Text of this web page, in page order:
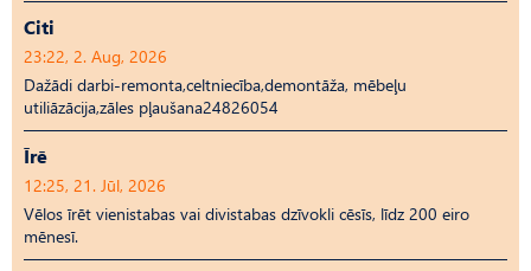
Citi
23:22, 2. Aug, 2026
Dažādi darbi-remonta,celtniecība,demontāža, mēbeļu
utiliāzācija,zāles pļaušana24826054
Īrē
12:25, 21. Jūl, 2026
Vēlos īrēt vienistabas vai divistabas dzīvokli cēsīs, līdz 200 eiro
mēnesī.